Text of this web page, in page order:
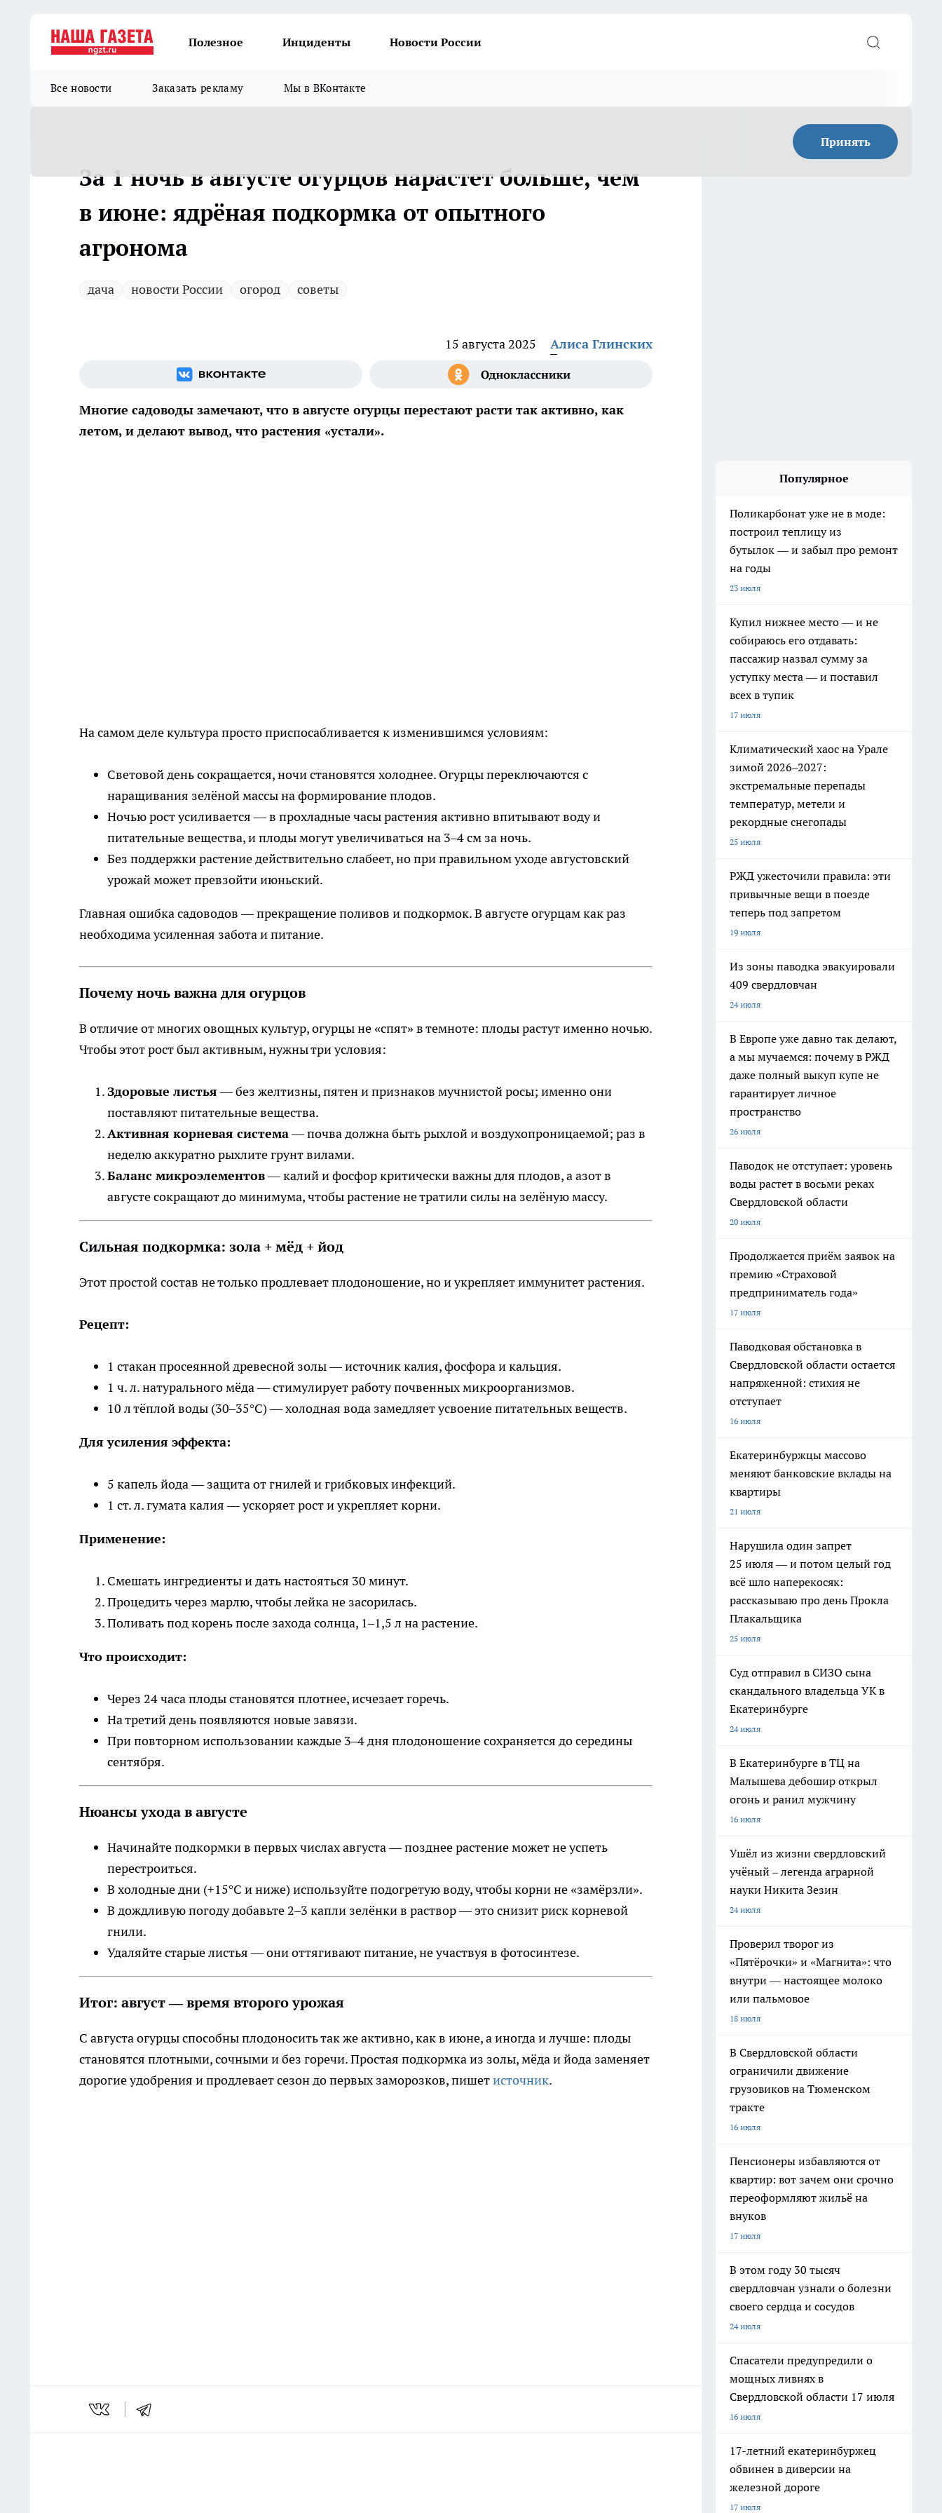
Полезное Инциденты Новости России
Все новости Заказать рекламу Мы в ВКонтакте
Принять
За 1 ночь в августе огурцов нарастет больше, чем
в июне: ядрёная подкормка от опытного
агронома
дача новости России огород советы
15 августа 2025 Алиса Глинских
Многие садоводы замечают, что в августе огурцы перестают расти так активно, как
летом, и делают вывод, что растения «устали».
На самом деле культура просто приспосабливается к изменившимся условиям:
Световой день сокращается, ночи становятся холоднее. Огурцы переключаются с
наращивания зелёной массы на формирование плодов.
Ночью рост усиливается — в прохладные часы растения активно впитывают воду и
питательные вещества, и плоды могут увеличиваться на 3–4 см за ночь.
Без поддержки растение действительно слабеет, но при правильном уходе августовский
урожай может превзойти июньский.
Главная ошибка садоводов — прекращение поливов и подкормок. В августе огурцам как раз
необходима усиленная забота и питание.
Почему ночь важна для огурцов
В отличие от многих овощных культур, огурцы не «спят» в темноте: плоды растут именно ночью.
Чтобы этот рост был активным, нужны три условия:
Здоровые листья— без желтизны, пятен и признаков мучнистой росы; именно они
поставляют питательные вещества.
Активная корневая система— почва должна быть рыхлой и воздухопроницаемой; раз в
неделю аккуратно рыхлите грунт вилами.
Баланс микроэлементов— калий и фосфор критически важны для плодов, а азот в
августе сокращают до минимума, чтобы растение не тратили силы на зелёную массу.
Сильная подкормка: зола + мёд + йод
Этот простой состав не только продлевает плодоношение, но и укрепляет иммунитет растения.
Рецепт:
1 стакан просеянной древесной золы — источник калия, фосфора и кальция.
1 ч. л. натурального мёда — стимулирует работу почвенных микроорганизмов.
10 л тёплой воды (30–35°C) — холодная вода замедляет усвоение питательных веществ.
Для усиления эффекта:
5 капель йода — защита от гнилей и грибковых инфекций.
1 ст. л. гумата калия — ускоряет рост и укрепляет корни.
Применение:
Смешать ингредиенты и дать настояться 30 минут.
Процедить через марлю, чтобы лейка не засорилась.
Поливать под корень после захода солнца, 1–1,5 л на растение.
Что происходит:
Через 24 часа плоды становятся плотнее, исчезает горечь.
На третий день появляются новые завязи.
При повторном использовании каждые 3–4 дня плодоношение сохраняется до середины
сентября.
Нюансы ухода в августе
Начинайте подкормки в первых числах августа — позднее растение может не успеть
перестроиться.
В холодные дни (+15°C и ниже) используйте подогретую воду, чтобы корни не «замёрзли».
В дождливую погоду добавьте 2–3 капли зелёнки в раствор — это снизит риск корневой
гнили.
Удаляйте старые листья — они оттягивают питание, не участвуя в фотосинтезе.
Итог: август — время второго урожая
С августа огурцы способны плодоносить так же активно, как в июне, а иногда и лучше: плоды
становятся плотными, сочными и без горечи. Простая подкормка из золы, мёда и йода заменяет
дорогие удобрения и продлевает сезон до первых заморозков, пишетисточник.
Популярное
Поликарбонат уже не в моде:
построил теплицу из
бутылок — и забыл про ремонт
на годы
23 июля
Купил нижнее место — и не
собираюсь его отдавать:
пассажир назвал сумму за
уступку места — и поставил
всех в тупик
17 июля
Климатический хаос на Урале
зимой 2026–2027:
экстремальные перепады
температур, метели и
рекордные снегопады
25 июля
РЖД ужесточили правила: эти
привычные вещи в поезде
теперь под запретом
19 июля
Из зоны паводка эвакуировали
409 свердловчан
24 июля
В Европе уже давно так делают,
а мы мучаемся: почему в РЖД
даже полный выкуп купе не
гарантирует личное
пространство
26 июля
Паводок не отступает: уровень
воды растет в восьми реках
Свердловской области
20 июля
Продолжается приём заявок на
премию «Страховой
предприниматель года»
17 июля
Паводковая обстановка в
Свердловской области остается
напряженной: стихия не
отступает
16 июля
Екатеринбуржцы массово
меняют банковские вклады на
квартиры
21 июля
Нарушила один запрет
25 июля — и потом целый год
всё шло наперекосяк:
рассказываю про день Прокла
Плакальщика
25 июля
Суд отправил в СИЗО сына
скандального владельца УК в
Екатеринбурге
24 июля
В Екатеринбурге в ТЦ на
Малышева дебошир открыл
огонь и ранил мужчину
16 июля
Ушёл из жизни свердловский
учёный – легенда аграрной
науки Никита Зезин
24 июля
Проверил творог из
«Пятёрочки» и «Магнита»: что
внутри — настоящее молоко
или пальмовое
18 июля
В Свердловской области
ограничили движение
грузовиков на Тюменском
тракте
16 июля
Пенсионеры избавляются от
квартир: вот зачем они срочно
переоформляют жильё на
внуков
17 июля
В этом году 30 тысяч
свердловчан узнали о болезни
своего сердца и сосудов
24 июля
Спасатели предупредили о
мощных ливнях в
Свердловской области 17 июля
16 июля
17-летний екатеринбуржец
обвинен в диверсии на
железной дороге
17 июля